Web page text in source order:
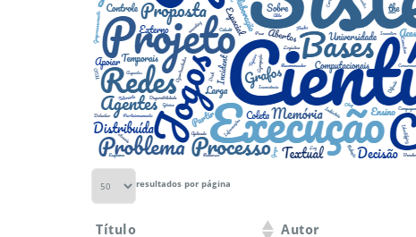
resultados por página
Título Autor